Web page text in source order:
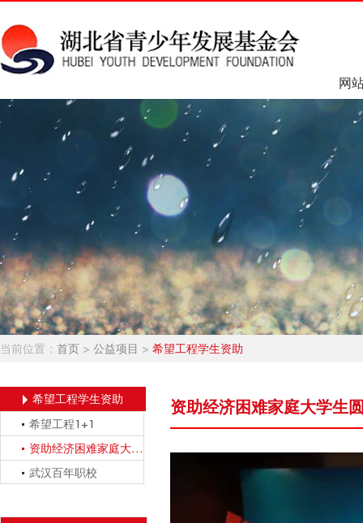
网
当前位置： 首页 > 公益项目 > 希望工程学生资助
希望工程学生资助
希望工程1+1
资助经济困难家庭大学生圆梦行动
武汉百年职校
资助经济困难家庭大学生